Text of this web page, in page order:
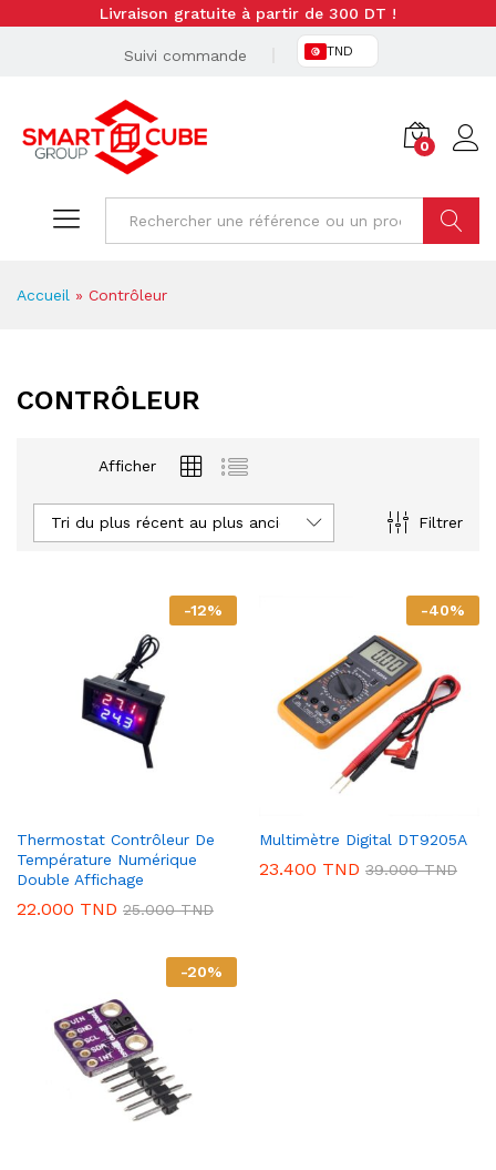
Livraison gratuite à partir de 300 DT !
Suivi commande TND
0
Accueil » Contrôleur
CONTRÔLEUR
Afficher
Filtrer
Tri du plus récent au plus ancien
-12%
Thermostat Contrôleur De
Température Numérique
Double Affichage
22.000 TND 25.000TND
-40%
Multimètre Digital DT9205A
23.400 TND 39.000TND
-20%